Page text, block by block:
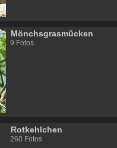
Mönchsgrasmücken
9 Fotos
Rotkehlchen
260 Fotos